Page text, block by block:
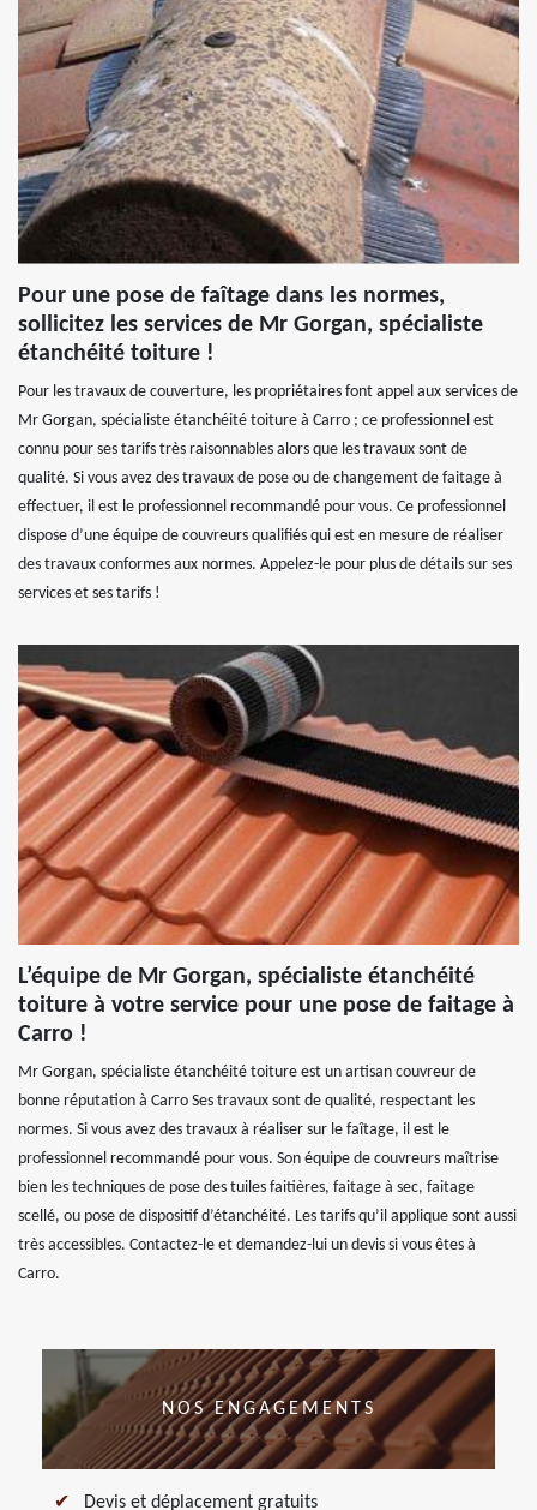
Pour une pose de faîtage dans les normes,
sollicitez les services de Mr Gorgan, spécialiste
étanchéité toiture !
Pour les travaux de couverture, les propriétaires font appel aux services de
Mr Gorgan, spécialiste étanchéité toiture à Carro ; ce professionnel est
connu pour ses tarifs très raisonnables alors que les travaux sont de
qualité. Si vous avez des travaux de pose ou de changement de faitage à
effectuer, il est le professionnel recommandé pour vous. Ce professionnel
dispose d’une équipe de couvreurs qualifiés qui est en mesure de réaliser
des travaux conformes aux normes. Appelez-le pour plus de détails sur ses
services et ses tarifs !
L’équipe de Mr Gorgan, spécialiste étanchéité
toiture à votre service pour une pose de faitage à
Carro !
Mr Gorgan, spécialiste étanchéité toiture est un artisan couvreur de
bonne réputation à Carro Ses travaux sont de qualité, respectant les
normes. Si vous avez des travaux à réaliser sur le faîtage, il est le
professionnel recommandé pour vous. Son équipe de couvreurs maîtrise
bien les techniques de pose des tuiles faitières, faitage à sec, faitage
scellé, ou pose de dispositif d’étanchéité. Les tarifs qu’il applique sont aussi
très accessibles. Contactez-le et demandez-lui un devis si vous êtes à
Carro.
NOS ENGAGEMENTS
Devis et déplacement gratuits